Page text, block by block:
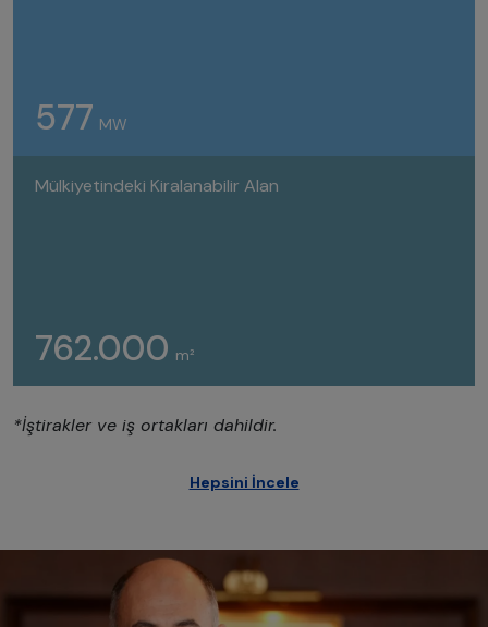
577 MW
Mülkiyetindeki Kiralanabilir Alan
762.000 m²
*İştirakler ve iş ortakları dahildir.
Hepsini İncele